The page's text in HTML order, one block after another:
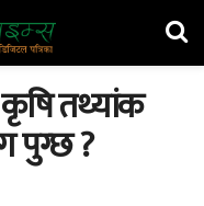
कृषि तथ्यांक
पुग्छ ?